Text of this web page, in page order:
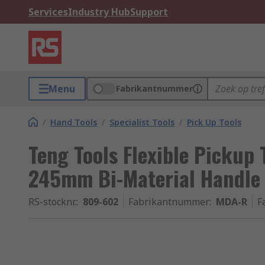
ServicesIndustry HubSupport
Menu Fabrikantnummer
/ Hand Tools / Specialist Tools / Pick Up Tools
Teng Tools Flexible Pickup
245mm Bi-Material Handle
RS-stocknr.: 809-602 Fabrikantnummer: MDA-R